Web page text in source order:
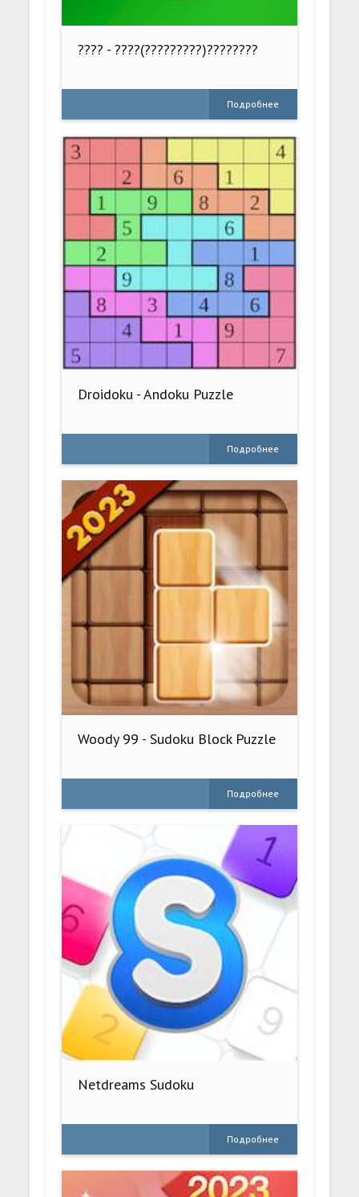
???? - ????(?????????)????????
Подробнее
Droidoku - Andoku Puzzle
Подробнее
Woody 99 - Sudoku Block Puzzle
Подробнее
Netdreams Sudoku
Подробнее